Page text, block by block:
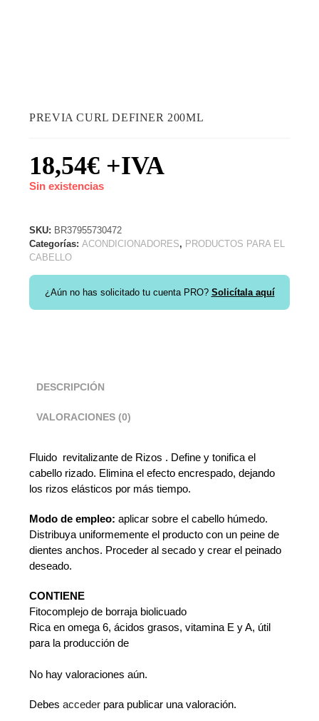
PREVIA CURL DEFINER 200ML
18,54€ +IVA
Sin existencias
SKU: BR37955730472
Categorías:ACONDICIONADORES, PRODUCTOS PARA EL
CABELLO
¿Aún no has solicitado tu cuenta PRO? Solicítala aquí
DESCRIPCIÓN
VALORACIONES (0)
Fluido revitalizante de Rizos . Define y tonifica el
cabello rizado. Elimina el efecto encrespado, dejando
los rizos elásticos por más tiempo.
Modo de empleo: aplicar sobre el cabello húmedo.
Distribuya uniformemente el producto con un peine de
dientes anchos. Proceder al secado y crear el peinado
deseado.
CONTIENE
Fitocomplejo de borraja biolicuado
Rica en omega 6, ácidos grasos, vitamina E y A, útil
para la producción de
No hay valoraciones aún.
Debesacceder para publicar una valoración.